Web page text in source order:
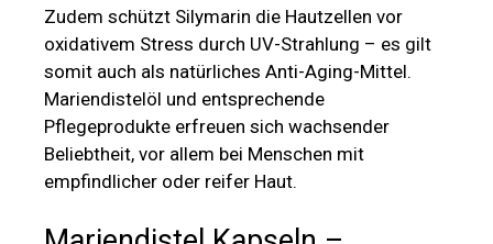
Zudem schützt Silymarin die Hautzellen vor
oxidativem Stress durch UV-Strahlung – es gilt
somit auch als natürliches Anti-Aging-Mittel.
Mariendistelöl und entsprechende
Pflegeprodukte erfreuen sich wachsender
Beliebtheit, vor allem bei Menschen mit
empfindlicher oder reifer Haut.